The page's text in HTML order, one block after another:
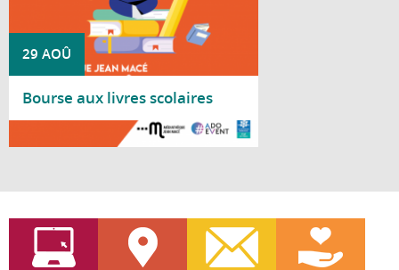
29 AOÛ
Bourse aux livres scolaires
Lire la suite